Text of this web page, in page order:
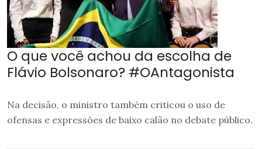
O que você achou da escolha de
Flávio Bolsonaro? #OAntagonista
Na decisão, o ministro também criticou o uso de
ofensas e expressões de baixo calão no debate público.